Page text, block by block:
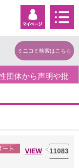
ミニコミ検索はこちら
団体から声明や批
VIEW 11083